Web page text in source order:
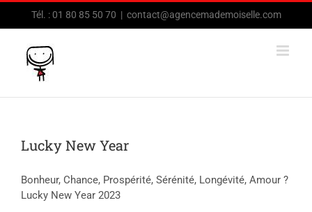
Tél. : 01 80 85 50 70 | contact@agencemademoiselle.com
Lucky New Year
Bonheur, Chance, Prospérité, Sérénité, Longévité, Amour ?
Lucky New Year 2023